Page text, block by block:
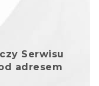
Serwisu
adresem